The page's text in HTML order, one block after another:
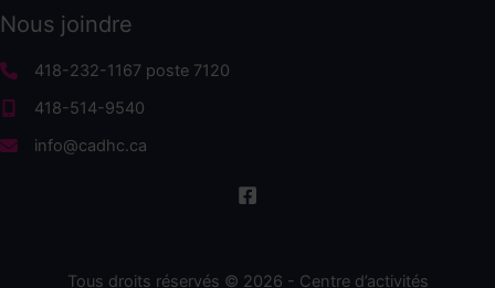
Nous joindre
418-232-1167 poste 7120
418-514-9540
info@cadhc.ca
Tous droits réservés © 2026 - Centre d’activités